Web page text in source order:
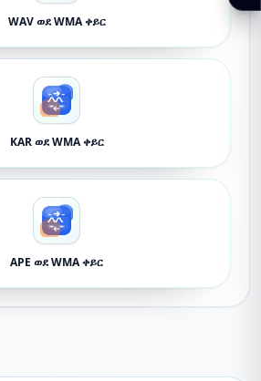
WAV ወደ WMA ቀይር
KAR ወደ WMA ቀይር
APE ወደ WMA ቀይር